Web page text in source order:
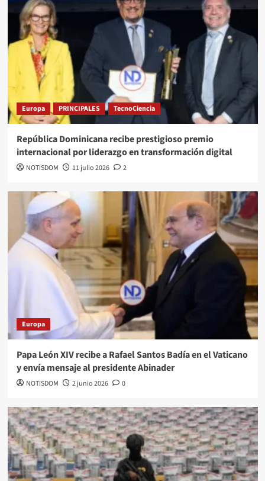
Europa PRINCIPALES TecnoCiencia
República Dominicana recibe prestigioso premio
internacional por liderazgo en transformación digital
NOTISDOM 11 julio 2026 2
Europa
Papa León XIV recibe a Rafael Santos Badía en el Vaticano
y envía mensaje al presidente Abinader
NOTISDOM 2 junio 2026 0